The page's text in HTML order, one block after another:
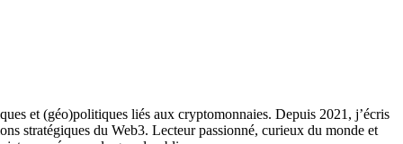
et (géo)politiques liés aux cryptomonnaies. Depuis 2021, j’écris
stratégiques du Web3. Lecteur passionné, curieux du monde et